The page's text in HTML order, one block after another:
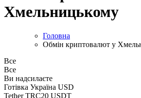
Хмельницькому
Головна
Обмін криптовалют у
Все
Все
Ви надсилаєте
Готівка Україна USD
Tether TRC20 USDT